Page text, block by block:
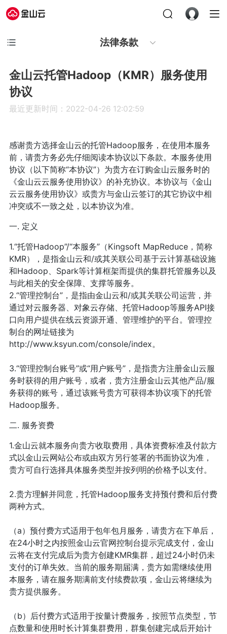
法律条款
金山云托管Hadoop（KMR）服务使用
协议
最近更新时间：2022-04-26 12:02:59
感谢贵方选择金山云的托管Hadoop服务，在使用本服务
前，请贵方务必先仔细阅读本协议以下条款。本服务使用
协议（以下简称“本协议”）为贵方在订购金山云服务时的
《金山云云服务使用协议》的补充协议。本协议与《金山
云云服务使用协议》或贵方与金山云签订的其它协议中相
冲突或不一致之处，以本协议为准。
一. 定义
1.“托管Hadoop”/“本服务”（Kingsoft MapReduce，简称
KMR），是指金山云和/或其关联公司基于云计算基础设施
和Hadoop、Spark等计算框架而提供的集群托管服务以及
与此相关的安全保障、支撑等服务。
2.“管理控制台”，是指由金山云和/或其关联公司运营，并
通过对云服务器、对象云存储、托管Hadoop等服务API接
口向用户提供在线云资源开通、管理维护的平台。管理控
制台的网址链接为
http://www.ksyun.com/console/index。
3.“管理控制台账号”或“用户账号”，是指贵方注册金山云服
务时获得的用户账号，或者，贵方注册金山云其他产品/服
务获得的账号，通过该账号贵方可获得本协议项下的托管
Hadoop服务。
二. 服务资费
1.金山云就本服务向贵方收取费用，具体资费标准及付款方
式以金山云网站公布或由双方另行签署的书面协议为准，
贵方可自行选择具体服务类型并按列明的价格予以支付。
2.贵方理解并同意，托管Hadoop服务支持预付费和后付费
两种方式。
（a）预付费方式适用于包年包月服务，请贵方在下单后，
在24小时之内按照金山云官网控制台提示完成支付，金山
云将在支付完成后为贵方创建KMR集群，超过24小时仍未
支付的订单失效。当前的服务期届满，贵方如需继续使用
本服务，请在服务期满前支付续费款项，金山云将继续为
贵方提供服务。
（b）后付费方式适用于按量计费服务，按照节点类型，节
点数量和使用时长计算集群费用，群集创建完成后开始计